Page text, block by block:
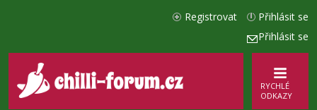
Přihlásit se
Přihlásit se
Registrovat
RYCHLÉ
ODKAZY